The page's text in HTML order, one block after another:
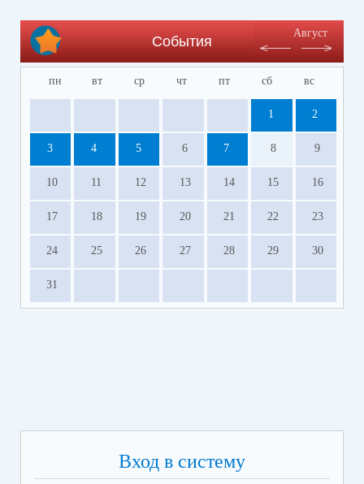
События
Август
пн вт ср чт пт сб вс
1 2
3 4 5 6 7 8 9
10 11 12 13 14 15 16
17 18 19 20 21 22 23
24 25 26 27 28 29 30
31
Вход в систему